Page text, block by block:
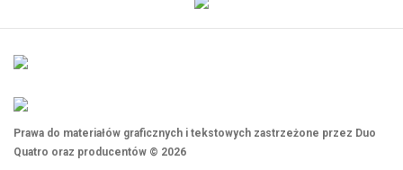
Prawa do materiałów graficznych i tekstowych zastrzeżone przez Duo
Quatro oraz producentów © 2026